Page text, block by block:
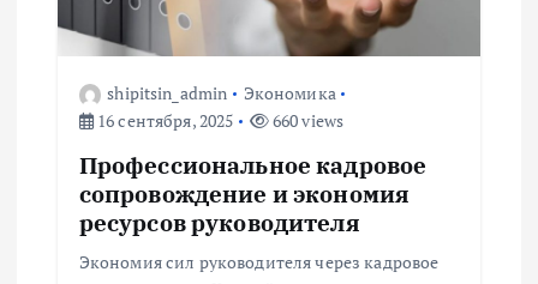
з
shipitsin_admin
Экономика
16 сентября, 2025
660 views
Профессиональное кадровое
сопровождение и экономия
ресурсов руководителя
Экономия сил руководителя через кадровое